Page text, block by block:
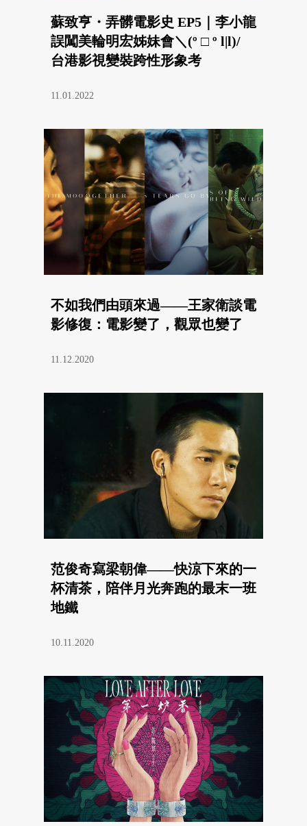
蘇致亨・弄髒電影史 EP5｜李小龍
誤闖美輪明宏姊妹會＼(º □ º l|l)/
台港影視變裝跨性形象考
11.01.2022
不如我們由頭來過——王家衛談電
影修復：電影變了，觀眾也變了
11.12.2020
范俊奇寫梁朝偉——快涼下來的一
杯清茶，陪伴月光奔跑的最末一班
地鐵
10.11.2020